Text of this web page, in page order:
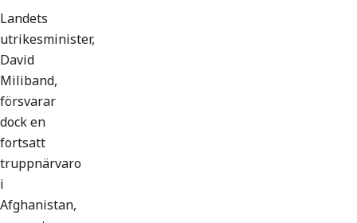
Landets
utrikesminister,
David
Miliband,
försvarar
dock en
fortsatt
truppnärvaro
i
Afghanistan,